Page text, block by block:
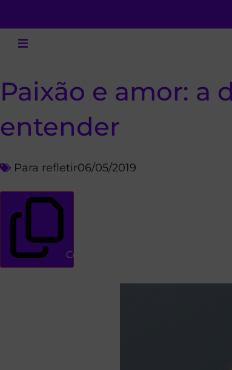
Paixão e amor: a
entender
Para refletir06/05/2019
Copiar link